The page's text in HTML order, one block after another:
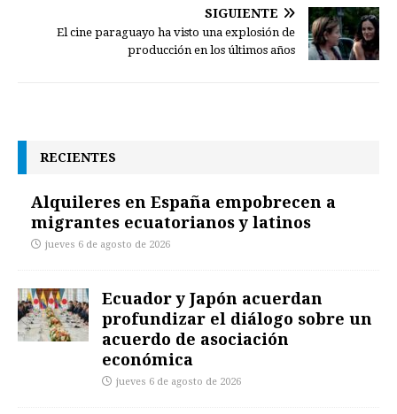
SIGUIENTE
El cine paraguayo ha visto una explosión de
producción en los últimos años
RECIENTES
Alquileres en España empobrecen a
migrantes ecuatorianos y latinos
jueves 6 de agosto de 2026
Ecuador y Japón acuerdan
profundizar el diálogo sobre un
acuerdo de asociación
económica
jueves 6 de agosto de 2026